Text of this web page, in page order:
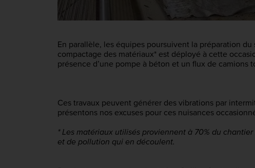
En parallèle, les équipes poursuivent la préparation
compactage des matériaux* est déployé à cette
présence d’une pompe à béton et un flux de camions
Ces travaux peuvent générer des vibrations par
présentons nos excuses pour ces nuisances
* Les matériaux utilisés proviennent à 70% du
et de pollution qui en découlent.